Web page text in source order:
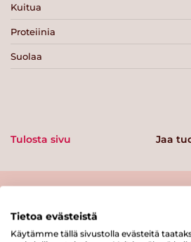
Kuitua
Proteiinia
Suolaa
Tulosta sivu Jaa
Tietoa evästeistä
Käytämme tällä sivustolla evästeitä